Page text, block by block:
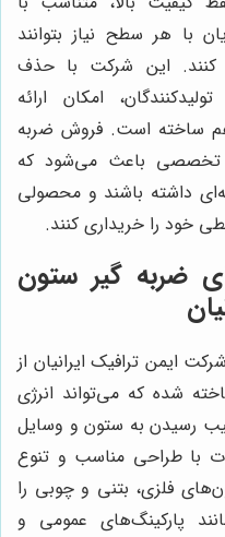
با هر سطح نیاز بتوانند
کنند. این شرکت با حذف
امکان ارائه
ساخته است. فروش ضربه
تخصصی باعث می‌شود که
داشته باشند و محصولی
خود را خریداری کنند.
ضربه گیر ستون
ایمن ترافیک ایرانیان از
شده که می‌تواند انرژی
رسیدن به ستون و وسایل
با طراحی مناسب و تنوع
فلزی، بتنی و چوبی را
پارکینگ‌های عمومی و